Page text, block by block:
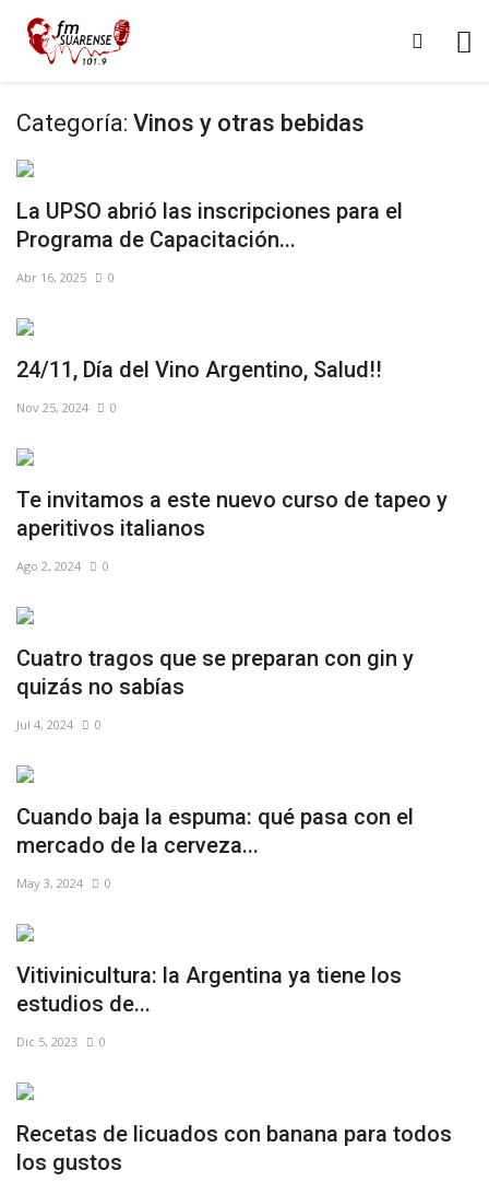
Categoría: Vinos y otras bebidas
La UPSO abrió las inscripciones para el
Programa de Capacitación...
Abr 16, 2025 0
24/11, Día del Vino Argentino, Salud!!
Nov 25, 2024 0
Te invitamos a este nuevo curso de tapeo y
aperitivos italianos
Ago 2, 2024 0
Cuatro tragos que se preparan con gin y
quizás no sabías
Jul 4, 2024 0
Cuando baja la espuma: qué pasa con el
mercado de la cerveza...
May 3, 2024 0
Vitivinicultura: la Argentina ya tiene los
estudios de...
Dic 5, 2023 0
Recetas de licuados con banana para todos
los gustos